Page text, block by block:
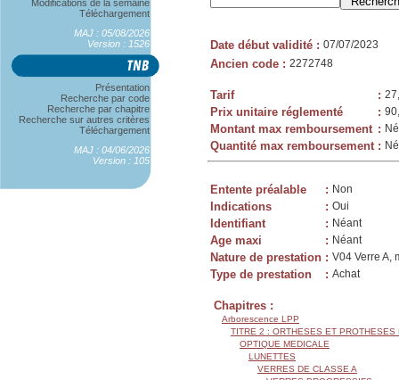
Modifications de la semaine
Téléchargement
MAJ : 05/08/2026
Version : 1526
Présentation
Recherche par code
Recherche par chapitre
Recherche sur autres critères
Téléchargement
MAJ : 04/06/2026
Version : 105
Date début validité : 07/07/2023
Ancien code : 2272748
Tarif :
Prix unitaire réglementé :
Montant max remboursement :
Quantité max remboursement :
Entente préalable : Non
Indications : Oui
Identifiant : Néant
Age maxi : Néant
Nature de prestation : V04 Verre A,
Type de prestation : Achat
Chapitres :
Arborescence LPP
TITRE 2 : ORTHESES ET PROTHESES
OPTIQUE MEDICALE
LUNETTES
VERRES DE CLASSE A